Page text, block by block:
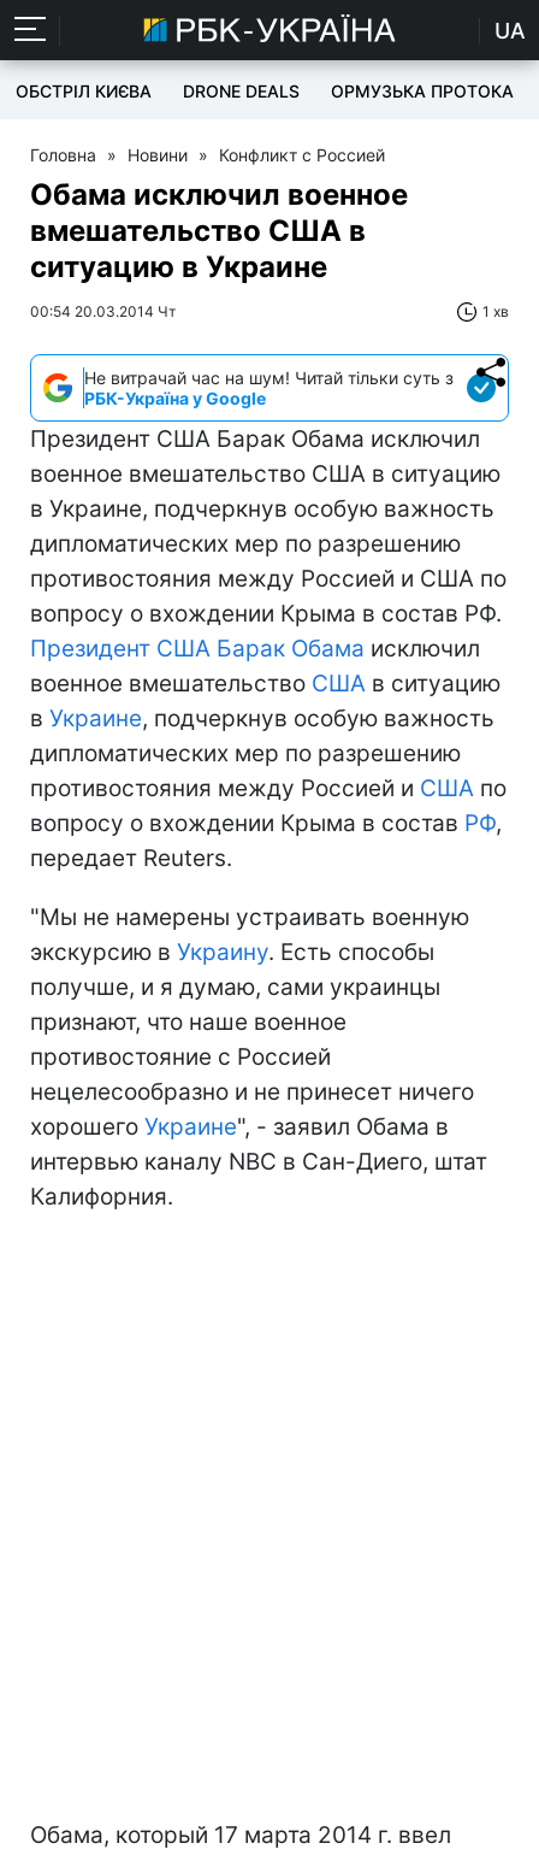
UA
ОБСТРІЛ КИЄВА DRONE DEALS ОРМУЗЬКА ПРОТОКА
Головна » Новини » Конфликт с Россией
Обама исключил военное
вмешательство США в
ситуацию в Украине
00:54 20.03.2014 Чт 1 хв
Не витрачай час на шум! Читай тільки суть з
РБК-Україна у Google
Президент США Барак Обама исключил
военное вмешательство США в ситуацию
в Украине, подчеркнув особую важность
дипломатических мер по разрешению
противостояния между Россией и США по
вопросу о вхождении Крыма в состав РФ.
Президент США Барак Обама исключил
военное вмешательство США в ситуацию
в Украине, подчеркнув особую важность
дипломатических мер по разрешению
противостояния между Россией и США по
вопросу о вхождении Крыма в состав РФ,
передает Reuters.
"Мы не намерены устраивать военную
экскурсию в Украину. Есть способы
получше, и я думаю, сами украинцы
признают, что наше военное
противостояние с Россией
нецелесообразно и не принесет ничего
хорошего Украине", - заявил Обама в
интервью каналу NBC в Сан-Диего, штат
Калифорния.
Обама, который 17 марта 2014 г. ввел